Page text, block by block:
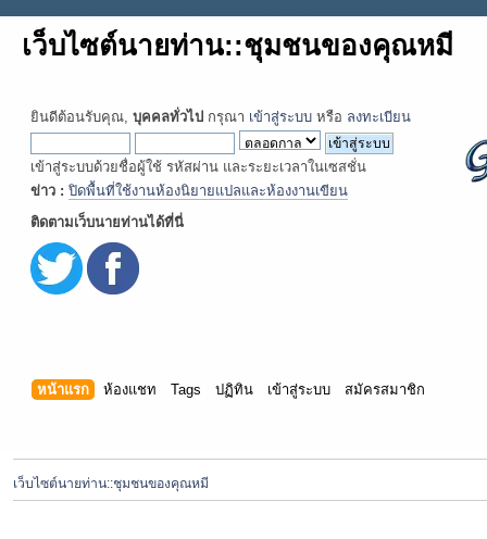
เว็บไซต์นายท่าน::ชุมชนของคุณหมี
ยินดีต้อนรับคุณ, บุคคลทั่วไป กรุณา เข้าสู่ระบบ หรือ ลงทะเบียน
เข้าสู่ระบบด้วยชื่อผู้ใช้ รหัสผ่าน และระยะเวลาในเซสชั่น
ข่าว : ปิดพื้นที่ใช้งานห้องนิยายแปลและห้องงานเขียน
ติดตามเว็บนายท่านได้ที่นี่
หน้าแรก ห้องแชท Tags ปฏิทิน เข้าสู่ระบบ สมัครสมาชิก
เว็บไซต์นายท่าน::ชุมชนของคุณหมี